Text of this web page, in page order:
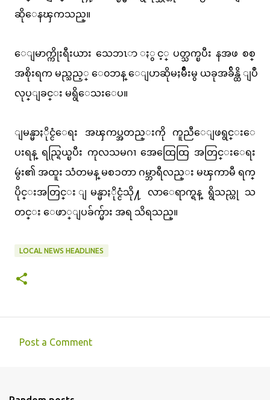
ဆိုေနၾကသည္။
ေျမာက္ကိုးရီးယား သေဘၤာ ႏွင့္ ပတ္သက္ၿပီး နအဖ စစ္
အစိုးရက မည္သည့္ ေ၀ဘန္ ေျပာဆိုမႈမ်ိဳးမွ ယခုအခ်ိန္ထိ ျပဳ
လုပ္ျခင္း မရွိေသးေပ။
ျမန္မာႏိုင္ငံေရး အၾကပ္အတည္းကို ကူညီေျဖရွင္းေ
ပးရန္ ရည္ရြယ္ၿပီး ကုလသမဂၢ အေထြေထြ အတြင္းေရး
မွဴး၏ အထူး သံတမန္ မစၥတာ ဂမ္ဘာရီလည္း မၾကာမီ ရက္
ပိုင္းအတြင္း ျမန္မာႏိုင္ငံသို႔ လာေရာက္ရန္ ရွိသည္ဟု သ
တင္း ေဖာ္ျပခ်က္မ်ား အရ သိရသည္။
LOCAL NEWS HEADLINES
Post a Comment